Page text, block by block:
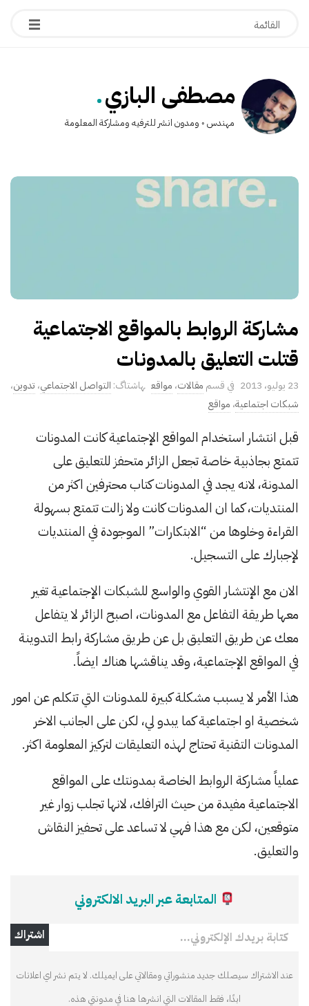
مصطفى البازي.
مهندس ◦ ومدون انشر للترفيه ومشاركة المعلومة
مشاركة الروابط بالمواقع الاجتماعية
قتلت التعليق بالمدونات
P
u
l
i
s
D
a
t
23 يوليو، 2013 مقالات، مواقع التواصل الاجتماعي، تدوين،
شبكات اجتماعية، مواقع
قبل انتشار استخدام المواقع الإجتماعية كانت المدونات
تتمتع بجاذبية خاصة تجعل الزائر متحفز للتعليق على
المدونة، لانه يجد في المدونات كتاب محترفين اكثر من
المنتديات، كما ان المدونات كانت ولا زالت تتمتع بسهولة
القراءة وخلوها من “الابتكارات” الموجودة في المنتديات
لإجبارك على التسجيل.
الان مع الإنتشار القوي والواسع للشبكات الإجتماعية تغير
معها طريقة التفاعل مع المدونات، اصبح الزائر لا يتفاعل
معك عن طريق التعليق بل عن طريق مشاركة رابط التدوينة
في المواقع الإجتماعية، وقد يناقشها هناك ايضاً.
هذا الأمر لا يسبب مشكلة كبيرة للمدونات التي تتكلم عن امور
شخصية او اجتماعية كما يبدو لي، لكن على الجانب الاخر
المدونات التقنية تحتاج لهذه التعليقات لتركيز المعلومة اكثر.
عملياً مشاركة الروابط الخاصة بمدونتك على المواقع
الاجتماعية مفيدة من حيث الترافك، لانها تجلب زوار غير
متوقعين، لكن مع هذا فهي لا تساعد على تحفيز النقاش
والتعليق.
المتابعة عبر البريد الالكتروني
اشتراك
عند الاشتراك سيصلك جديد منشوراتي ومقالاتي على ايميلك. لا يتم نشر اي اعلانات
ابدًا، فقط المقالات التي انشرها هنا في مدونتي هذه.